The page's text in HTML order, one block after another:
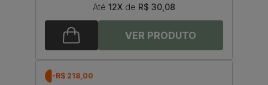
Até 12X de R$ 30,08
-R$ 218,00